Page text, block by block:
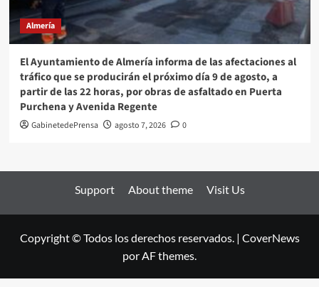
Almería
El Ayuntamiento de Almería informa de las afectaciones al
tráfico que se producirán el próximo día 9 de agosto, a
partir de las 22 horas, por obras de asfaltado en Puerta
Purchena y Avenida Regente
GabinetedePrensa agosto 7, 2026 0
Support About theme Visit Us
Copyright © Todos los derechos reservados. | CoverNews
por AF themes.